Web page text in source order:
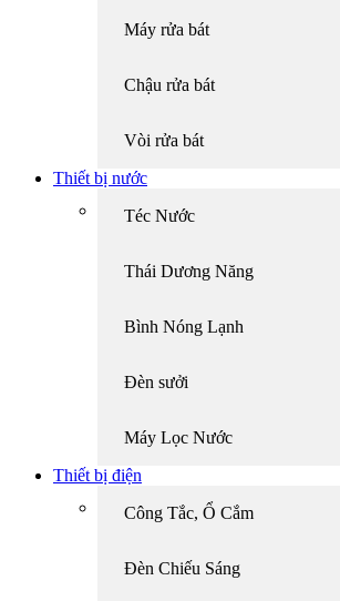
Máy rửa bát
Chậu rửa bát
Vòi rửa bát
Thiết bị nước
Téc Nước
Thái Dương Năng
Bình Nóng Lạnh
Đèn sưởi
Máy Lọc Nước
Thiết bị điện
Công Tắc, Ổ Cắm
Đèn Chiếu Sáng